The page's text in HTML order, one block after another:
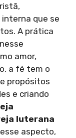
que se
A prática
amor,
a fé tem o
propósitos
e criando
luterana
aspecto,